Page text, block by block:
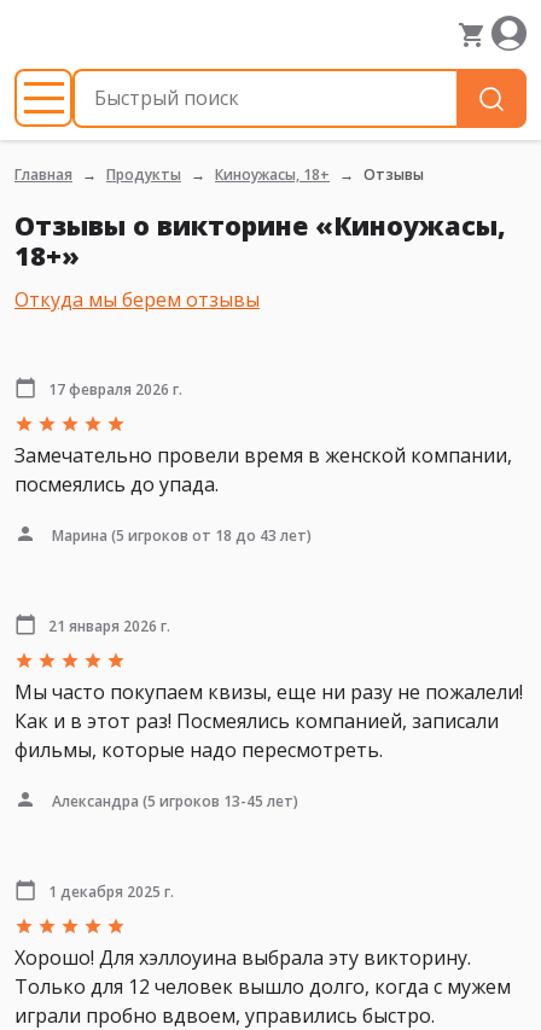
Главная Продукты Киноужасы, 18+ Отзывы
Отзывы о викторине «Киноужасы,
18+»
Откуда мы берем отзывы
17 февраля 2026 г.
Замечательно провели время в женской компании,
посмеялись до упада.
Марина (5 игроков от 18 до 43 лет)
21 января 2026 г.
Мы часто покупаем квизы, еще ни разу не пожалели!
Как и в этот раз! Посмеялись компанией, записали
фильмы, которые надо пересмотреть.
Александра (5 игроков 13-45 лет)
1 декабря 2025 г.
Хорошо! Для хэллоуина выбрала эту викторину.
Только для 12 человек вышло долго, когда с мужем
играли пробно вдвоем, управились быстро.